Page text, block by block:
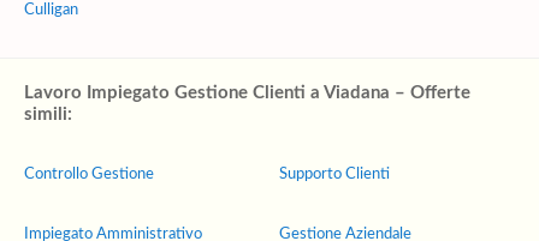
Culligan
Lavoro Impiegato Gestione Clienti a Viadana – Offerte
simili:
Controllo Gestione
Impiegato Amministrativo
Supporto Clienti
Gestione Aziendale